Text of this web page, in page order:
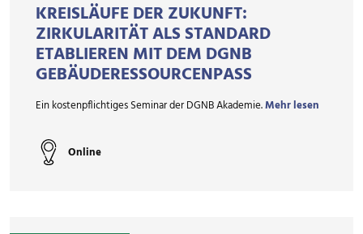
KREISLÄUFE DER ZUKUNFT:
ZIRKULARITÄT ALS STANDARD
ETABLIEREN MIT DEM DGNB
GEBÄUDE­RESSOURCEN­PASS
Ein kostenpflichtiges Seminar der DGNB Akademie.Mehr lesen
Online